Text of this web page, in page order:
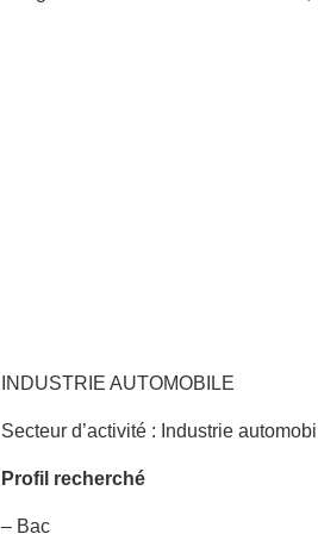
INDUSTRIE AUTOMOBILE
Secteur d’activité : Industrie
Profil recherché
– Bac